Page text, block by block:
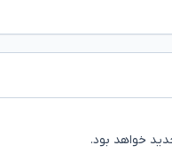
خواهد بود.